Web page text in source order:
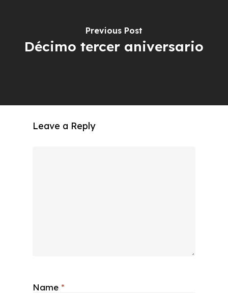
Previous Post
Décimo tercer aniversario
Leave a Reply
Name *